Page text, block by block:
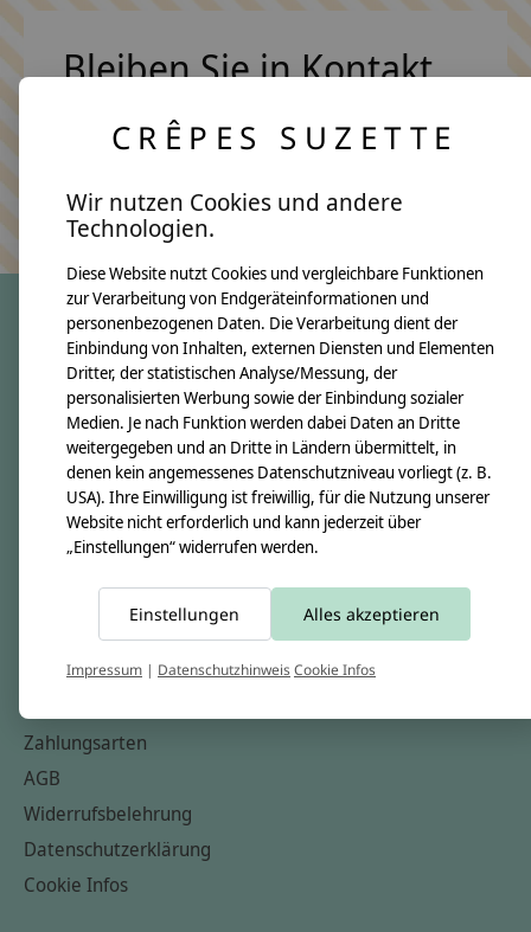
Bleiben Sie in Kontakt
Keine Sorge, wir übertreiben es nicht
crêpes suzette
Über uns
Unsere Creppies
Nähkästchen
Unsere Stoffe
Impressum
Informationen
Kontakt
Zahlungsarten
AGB
Widerrufsbelehrung
Datenschutzerklärung
Cookie Infos
CRÊPES SUZETTE
Wir nutzen Cookies und andere
Technologien.
Diese Website nutzt Cookies und vergleichbare Funktionen
zur Verarbeitung von Endgeräteinformationen und
personenbezogenen Daten. Die Verarbeitung dient der
Einbindung von Inhalten, externen Diensten und Elementen
Dritter, der statistischen Analyse/Messung, der
personalisierten Werbung sowie der Einbindung sozialer
Medien. Je nach Funktion werden dabei Daten an Dritte
weitergegeben und an Dritte in Ländern übermittelt, in
denen kein angemessenes Datenschutzniveau vorliegt (z. B.
USA). Ihre Einwilligung ist freiwillig, für die Nutzung unserer
Website nicht erforderlich und kann jederzeit über
„Einstellungen“ widerrufen werden.
Einstellungen Alles akzeptieren
Impressum | DatenschutzhinweisCookie Infos